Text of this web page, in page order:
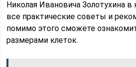
Николая Ивановича Золотухина
все практические советы и
помимо этого сможете
размерами клеток.